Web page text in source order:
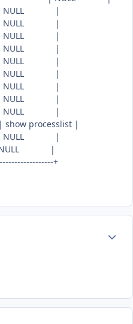
NULL |
NULL |
NULL |
NULL |
NULL |
NULL |
NULL |
NULL |
NULL |
|
NULL |
|
+